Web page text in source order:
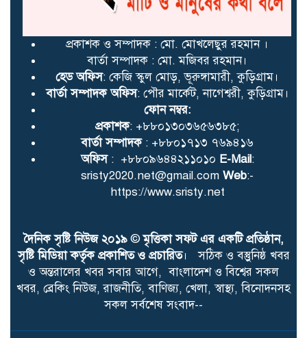
প্রকাশক ও সম্পাদক : মো. মোখলেছুর রহমান ।
বার্তা সম্পাদক : মো. মজিবর রহমান।
হেড অফিস: কেজি স্কুল মোড়, ভূরুঙ্গামারী, কুড়িগ্রাম।
বার্তা সম্পাদক অফিস: পৌর মার্কেট, নাগেশ্বরী, কুড়িগ্রাম।
ফোন নম্বর:
প্রকাশক: +৮৮০১৩০৩৬৫৬৩৮৫;
বার্তা সম্পাদক: +৮৮০১৭১৩ ৭৬৯৪১৬
অফিস: +৮৮০৯৬৪৪২১১০১০ E-Mail:
sristy2020.net@gmail.com Web:-
https://www.sristy.net
দৈনিক সৃষ্টি নিউজ ২০১৯©মৃত্তিকা সফট এর একটি প্রতিষ্ঠান,
সৃষ্টি মিডিয়া কর্তৃক প্রকাশিত ও প্রচারিত। সঠিক ও বস্তুুনিষ্ঠ খবর
ও অন্তরালের খবর সবার আগে, বাংলাদেশ ও বিশ্বের সকল
খবর, ব্রেকিং নিউজ, রাজনীতি, বাণিজ্য, খেলা, স্বাস্থ্য, বিনোদনসহ
সকল সর্বশেষ সংবাদ--